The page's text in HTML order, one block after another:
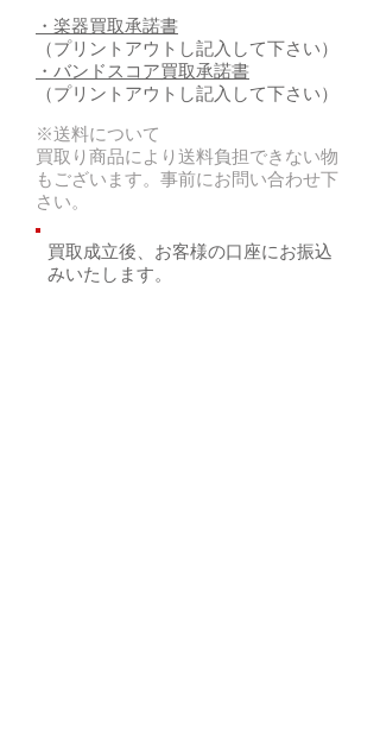
・楽器買取承諾書
（プリントアウトし記入して下さい）
・バンドスコア買取承諾書
（プリントアウトし記入して下さい）
※送料について
買取り商品により送料負担できない物
もございます。事前にお問い合わせ下
さい。
買取成立後、お客様の口座にお振込
みいたします。